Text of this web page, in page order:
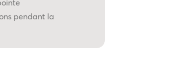
pendant la